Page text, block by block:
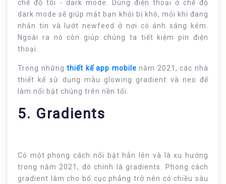
chế độ tối - dark mode. Dùng điện thoại ở chế độ
dark mode sẽ giúp mắt bạn khỏi bị khô, mỏi khi đang
nhắn tin và lướt newfeed ở nơi có ánh sáng kém.
Ngoài ra nó còn giúp chúng ta tiết kiệm pin điện
thoại.
Trong nhữngthiết kế app mobile năm 2021, các nhà
thiết kế sử dụng màu glowing gradient và neo để
làm nổi bật chúng trên nền tối.
5. Gradients
Có một phong cách nổi bật hẳn lên và là xu hướng
trong năm 2021, đó chính là gradients. Phong cách
gradient làm cho bố cục phẳng trở nên có chiều sâu